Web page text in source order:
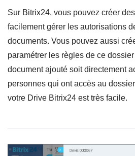
Sur Bitrix24, vous pouvez créer
facilement gérer les autorisations
documents. Vous pouvez aussi
paramétrer les règles de ce
document ajouté soit directement
personnes qui ont accès au
votre Drive Bitrix24 est très facile.